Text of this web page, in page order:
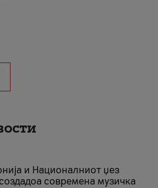
и Националниот џез
современа музичка